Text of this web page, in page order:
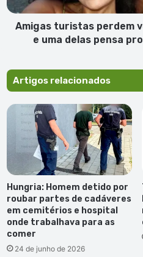
uma
delas
CV
Airlines
Amigas turistas perdem
e uma delas pensa
Artigos relacionados
Hungria: Homem detido por
roubar partes de cadáveres
em cemitérios e hospital
onde trabalhava para as
comer
24 de junho de 2026